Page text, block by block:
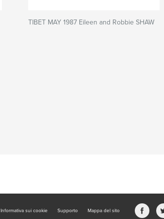
TIBET MAY 1987 Eileen and Robbie SHAW
Informativa sui cookie Supporto Mappa del sito